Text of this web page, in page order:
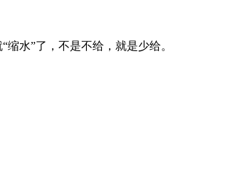
水”了，不是不给，就是少给。